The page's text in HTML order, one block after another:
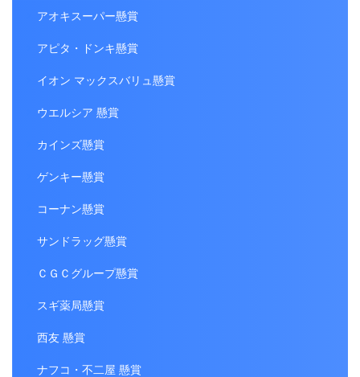
アオキスーパー懸賞
アピタ・ドンキ懸賞
イオン マックスバリュ懸賞
ウエルシア 懸賞
カインズ懸賞
ゲンキー懸賞
コーナン懸賞
サンドラッグ懸賞
ＣＧＣグループ懸賞
スギ薬局懸賞
西友 懸賞
ナフコ・不二屋 懸賞